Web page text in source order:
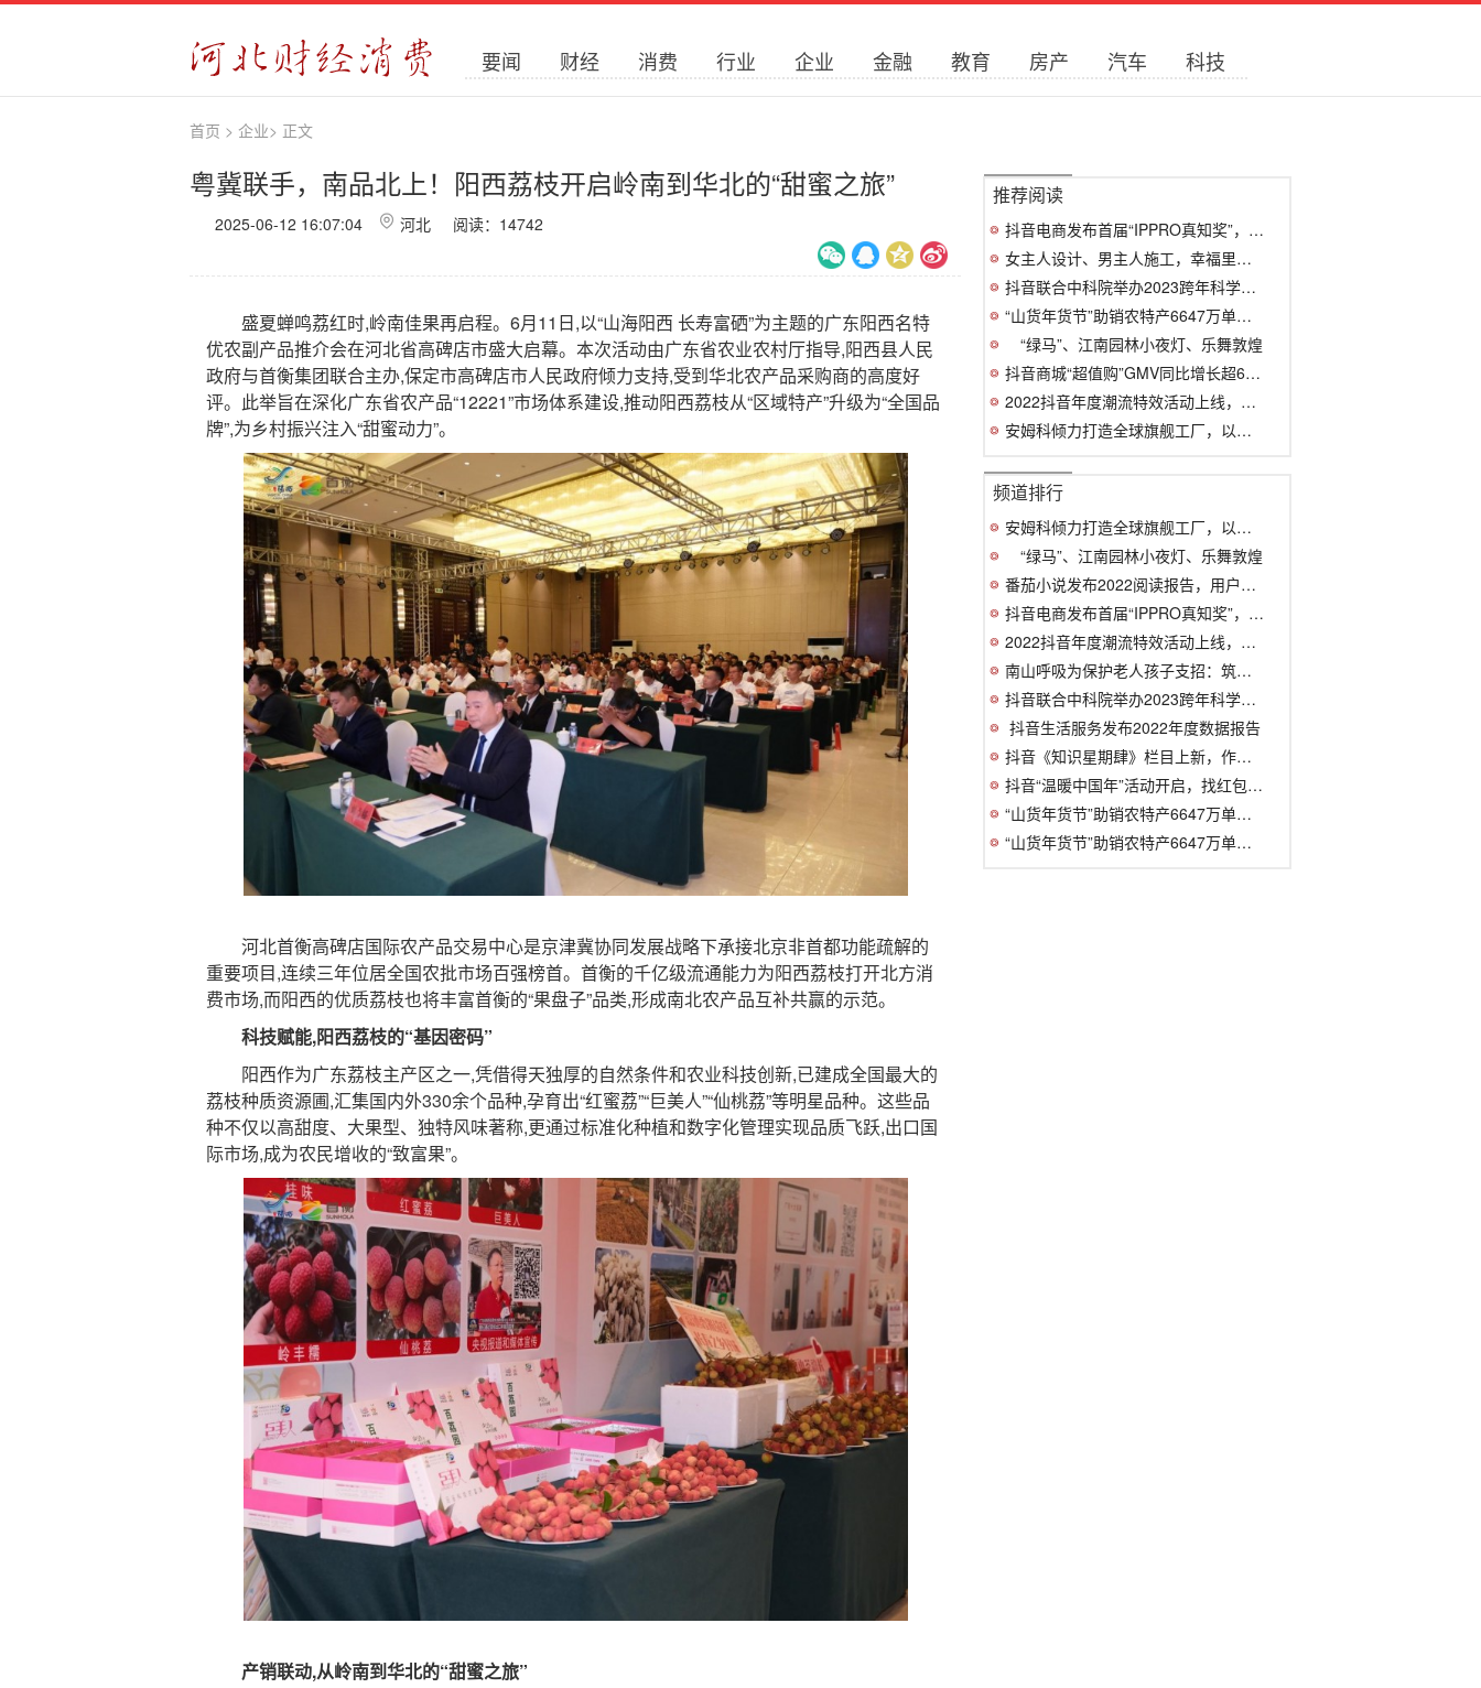
要闻 财经 消费 行业 企业 金融 教育 房产 汽车 科技
首页 > 企业> 正文
粤冀联手，南品北上！阳西荔枝开启岭南到华北的“甜蜜之旅”
2025-06-12 16:07:04 河北 阅读： 14742
盛夏蝉鸣荔红时,岭南佳果再启程。6月11日,以“山海阳西 长寿富硒”为主题的广东阳西名特
优农副产品推介会在河北省高碑店市盛大启幕。本次活动由广东省农业农村厅指导,阳西县人民
政府与首衡集团联合主办,保定市高碑店市人民政府倾力支持,受到华北农产品采购商的高度好
评。此举旨在深化广东省农产品“12221”市场体系建设,推动阳西荔枝从“区域特产”升级为“全国品
牌”,为乡村振兴注入“甜蜜动力”。
河北首衡高碑店国际农产品交易中心是京津冀协同发展战略下承接北京非首都功能疏解的
重要项目,连续三年位居全国农批市场百强榜首。首衡的千亿级流通能力为阳西荔枝打开北方消
费市场,而阳西的优质荔枝也将丰富首衡的“果盘子”品类,形成南北农产品互补共赢的示范。
科技赋能,阳西荔枝的“基因密码”
阳西作为广东荔枝主产区之一,凭借得天独厚的自然条件和农业科技创新,已建成全国最大的
荔枝种质资源圃,汇集国内外330余个品种,孕育出“红蜜荔”“巨美人”“仙桃荔”等明星品种。这些品
种不仅以高甜度、大果型、独特风味著称,更通过标准化种植和数字化管理实现品质飞跃,出口国
际市场,成为农民增收的“致富果”。
产销联动,从岭南到华北的“甜蜜之旅”
推荐阅读
抖音电商发布首届“IPPRO真知奖”，小米
女主人设计、男主人施工，幸福里探访北京
抖音联合中科院举办2023跨年科学演讲，诺
“山货年货节”助销农特产6647万单，抖音
“绿马”、江南园林小夜灯、乐舞敦煌
抖音商城“超值购”GMV同比增长超6倍，商
2022抖音年度潮流特效活动上线，最受欢迎
安姆科倾力打造全球旗舰工厂，以卓越制造
频道排行
安姆科倾力打造全球旗舰工厂，以卓越制造
“绿马”、江南园林小夜灯、乐舞敦煌
番茄小说发布2022阅读报告，用户年均阅读
抖音电商发布首届“IPPRO真知奖”，小米
2022抖音年度潮流特效活动上线，最受欢迎
南山呼吸为保护老人孩子支招：筑牢家庭防
抖音联合中科院举办2023跨年科学演讲，诺
​ 抖音生活服务发布2022年度数据报告
抖音《知识星期肆》栏目上新，作家杨照、
抖音“温暖中国年”活动开启，找红包、看
“山货年货节”助销农特产6647万单，抖音
“山货年货节”助销农特产6647万单，抖音